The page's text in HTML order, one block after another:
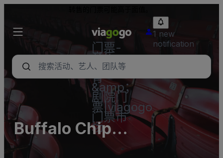
门票-
音乐
会，体
育
&amp；
剧院门
票|viagogo
门票市
场
1 new
notification
Buffalo Chip
Campground Parking